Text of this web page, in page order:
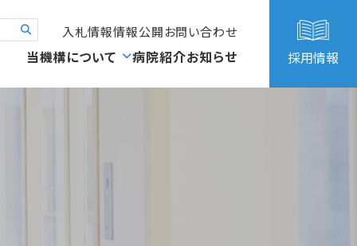
入札情報情報公開お問い合わせ
当機構について 病院紹介お知らせ 採用情報